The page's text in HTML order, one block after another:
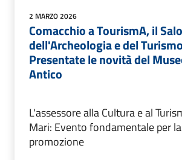
2 MARZO 2026
Comacchio a TourismA, il
dell'Archeologia e del
Presentate le novità del
Antico
L'assessore alla Cultura e al
Mari: Evento fondamentale per
promozione